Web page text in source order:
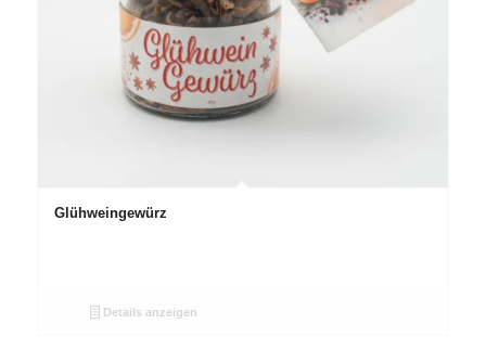
Glühweingewürz
Details anzeigen